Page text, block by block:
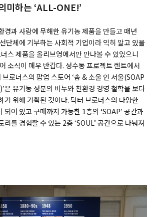
미하는 ‘ALL-ONE!’
경과 사람에 무해한 유기농 제품을 만들고 매년
단체에 기부하는 사회적 기업이라 익히 알고 있을
스 제품을 올리브영에서만 만나볼 수 있었으니
소식이 매우 반갑다. 성수동 프로젝트 렌트에서
로너스의 팝업 스토어 ‘솝 & 소울 인 서울(SOAP
은 유기농 성분의 비누와 친환경 경영 철학을 보다
기 위해 기획된 것이다. 닥터 브로너스의 다양한
되어 있고 구매까지 가능한 1층의 ‘SOAP’ 공간과
리를 경험할 수 있는 2층 ‘SOUL’ 공간으로 나눠져